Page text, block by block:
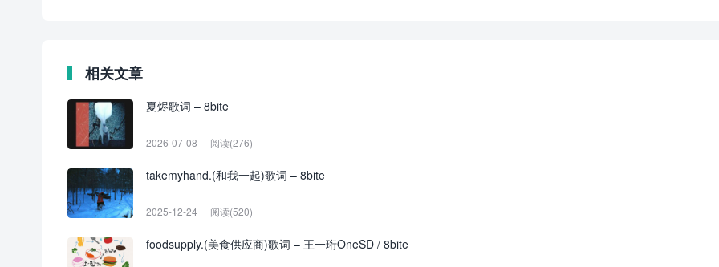
相关文章
夏烬歌词 – 8bite
2026-07-08 阅读(276)
takemyhand.(和我一起)歌词 – 8bite
2025-12-24 阅读(520)
foodsupply.(美食供应商)歌词 – 王一珩OneSD / 8bite